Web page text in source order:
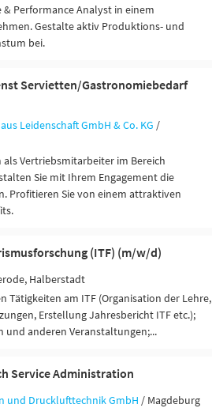
Performance Analyst in einem
Gestalte aktiv Produktions- und
bei.
Servietten/Gastronomiebedarf
Leidenschaft GmbH & Co. KG /
Vertriebsmitarbeiter im Bereich
Sie mit Ihrem Engagement die
Profitieren Sie von einem attraktiven
(ITF) (m/w/d)
Halberstadt
am ITF (Organisation der Lehre,
Erstellung Jahresbericht ITF etc.);
und anderen Veranstaltungen;...
Service Administration
und Drucklufttechnik GmbH / Magdeburg